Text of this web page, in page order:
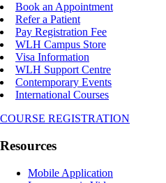
Book an Appointment
Refer a Patient
Pay Registration Fee
WLH Campus Store
Visa Information
WLH Support Centre
Contemporary Events
International Courses
COURSE REGISTRATION
Resources
Mobile Application